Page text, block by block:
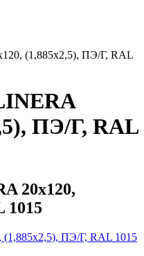
(1,885х2,5), ПЭ/Г, RAL
ПЭ/Г, RAL
20х120,
1015